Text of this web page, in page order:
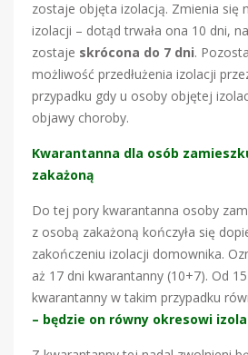
zostaje objęta izolacją. Zmienia się
izolacji – dotąd trwała ona 10 dni,
zostaje skrócona do 7 dni.
możliwość przedłużenia izolacji
przypadku gdy u osoby objętej
objawy choroby.
Kwarantanna dla osób
zakażoną
Do tej pory kwarantanna osoby
z osobą zakażoną kończyła się
zakończeniu izolacji domownika.
aż 17 dni kwarantanny (10+7). Od
kwarantanny w takim przypadku
– będzie on równy okresowi